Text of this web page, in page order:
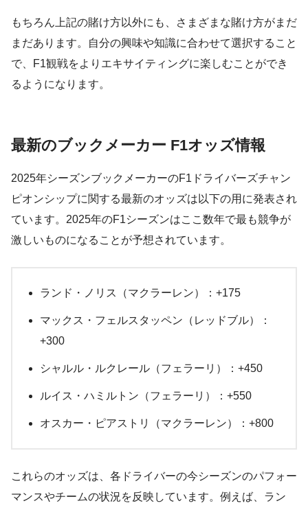
もちろん上記の賭け方以外にも、さまざまな賭け方がまだ
まだあります。自分の興味や知識に合わせて選択すること
で、F1観戦をよりエキサイティングに楽しむことができ
るようになります。
最新のブックメーカー F1オッズ情報
2025年シーズンブックメーカーのF1ドライバーズチャン
ピオンシップに関する最新のオッズは以下の用に発表され
ています。2025年のF1シーズンはここ数年で最も競争が
激しいものになることが予想されています。
ランド・ノリス（マクラーレン）：+175
マックス・フェルスタッペン（レッドブル）：
+300
シャルル・ルクレール（フェラーリ）：+450
ルイス・ハミルトン（フェラーリ）：+550
オスカー・ピアストリ（マクラーレン）：+800
これらのオッズは、各ドライバーの今シーズンのパフォー
マンスやチームの状況を反映しています。例えば、ラン